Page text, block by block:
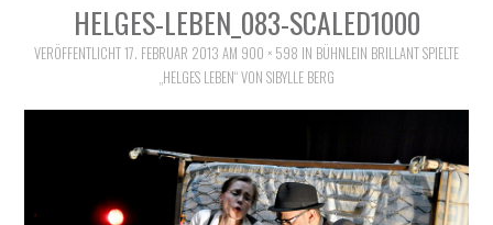
KUNST
SOCIAL WEB
LEBEN
HELGES-LEBEN_083-SCALED1000
VERÖFFENTLICHT17. FEBRUAR 2013 AM 900 × 598 IN BÜHNLEIN BRILLANT SPIELTE
„HELGES LEBEN“ VON SIBYLLE BERG